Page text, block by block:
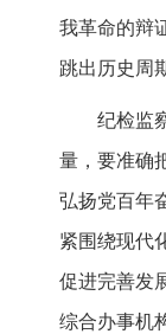
我革命的辩
跳出历史周
纪检监
量，要准确
弘扬党百年
紧围绕现代
促进完善发
综合办事机